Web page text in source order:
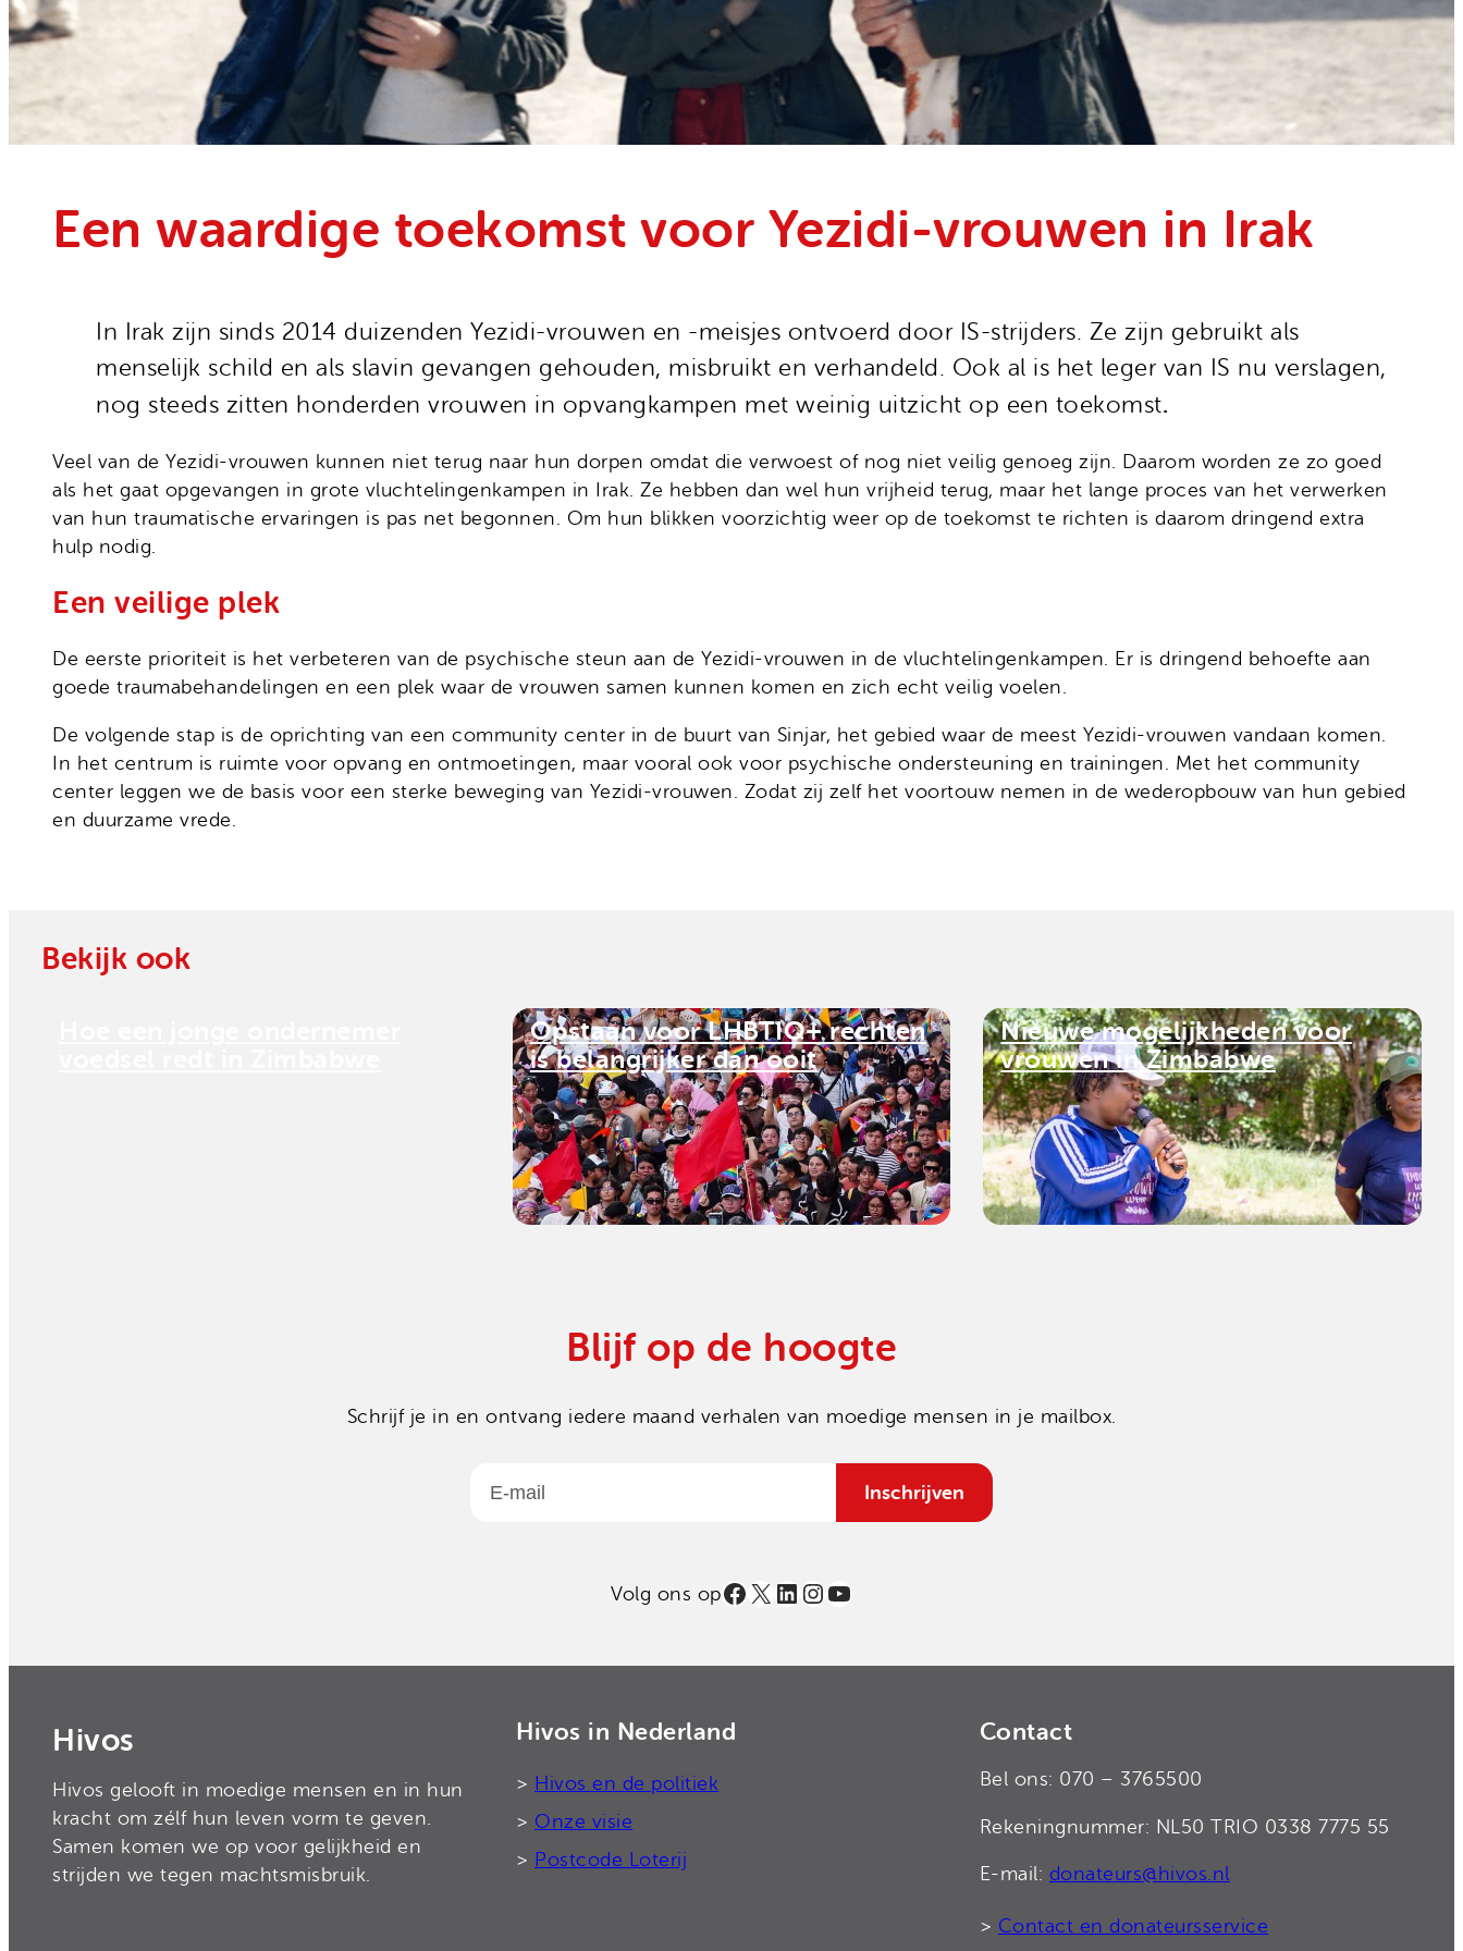
Een waardige toekomst voor Yezidi-vrouwen in Irak
In Irak zijn sinds 2014 duizenden Yezidi-vrouwen en -meisjes ontvoerd door IS-strijders. Ze zijn gebruikt als
menselijk schild en als slavin gevangen gehouden, misbruikt en verhandeld. Ook al is het leger van IS nu verslagen,
nog steeds zitten honderden vrouwen in opvangkampen met weinig uitzicht op een toekomst.
Veel van de Yezidi-vrouwen kunnen niet terug naar hun dorpen omdat die verwoest of nog niet veilig genoeg zijn. Daarom worden ze zo goed
als het gaat opgevangen in grote vluchtelingenkampen in Irak. Ze hebben dan wel hun vrijheid terug, maar het lange proces van het verwerken
van hun traumatische ervaringen is pas net begonnen. Om hun blikken voorzichtig weer op de toekomst te richten is daarom dringend extra
hulp nodig.
Een veilige plek
De eerste prioriteit is het verbeteren van de psychische steun aan de Yezidi-vrouwen in de vluchtelingenkampen. Er is dringend behoefte aan
goede traumabehandelingen en een plek waar de vrouwen samen kunnen komen en zich echt veilig voelen.
De volgende stap is de oprichting van een community center in de buurt van Sinjar, het gebied waar de meest Yezidi-vrouwen vandaan komen.
In het centrum is ruimte voor opvang en ontmoetingen, maar vooral ook voor psychische ondersteuning en trainingen. Met het community
center leggen we de basis voor een sterke beweging van Yezidi-vrouwen. Zodat zij zelf het voortouw nemen in de wederopbouw van hun gebied
en duurzame vrede.
Bekijk ook
Opstaan voor LHBTIQ+ rechten
is belangrijker dan ooit
Nieuwe mogelijkheden voor
vrouwen in Zimbabwe
Blijf op de hoogte
Schrijf je in en ontvang iedere maand verhalen van moedige mensen in je mailbox.
Inschrijven
Volg ons opFacebook
X LinkedIn
Instagram
YouTube
Hivos
Hivos gelooft in moedige mensen en in hun
kracht om zélf hun leven vorm te geven.
Samen komen we op voor gelijkheid en
strijden we tegen machtsmisbruik.
Hivos in Nederland
> Hivos en de politiek
> Onze visie
> Postcode Loterij
Contact
Bel ons: 070 – 3765500
Rekeningnummer: NL50 TRIO 0338 7775 55
E-mail: donateurs@hivos.nl
> Contact en donateursservice
Hivos in je testament
Noodfonds voor activisten
Veelgestelde vragen